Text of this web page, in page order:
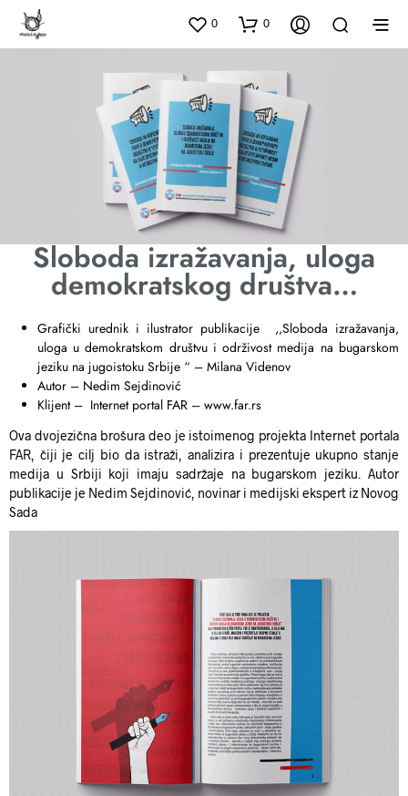
0 0
Sloboda izražavanja, uloga
demokratskog društva…
Grafički urednik i ilustrator publikacije ,,Sloboda izražavanja,
uloga u demokratskom društvu i održivost medija na bugarskom
jeziku na jugoistoku Srbije “ – Milana Videnov
Autor – Nedim Sejdinović
Klijent – Internet portal FAR – www.far.rs
Ova dvojezična brošura deo je istoimenog projekta Internet portala
FAR, čiji je cilj bio da istraži, analizira i prezentuje ukupno stanje
medija u Srbiji koji imaju sadržaje na bugarskom jeziku. Autor
publikacije je Nedim Sejdinović, novinar i medijski ekspert iz Novog
Sada